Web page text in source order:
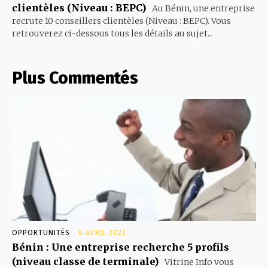
clientèles (Niveau : BEPC) Au Bénin, une entreprise
recrute 10 conseillers clientèles (Niveau : BEPC). Vous
retrouverez ci-dessous tous les détails au sujet...
Plus Commentés
OPPORTUNITÉS 6 AVRIL 2022
Bénin : Une entreprise recherche 5 profils
(niveau classe de terminale) Vitrine Info vous